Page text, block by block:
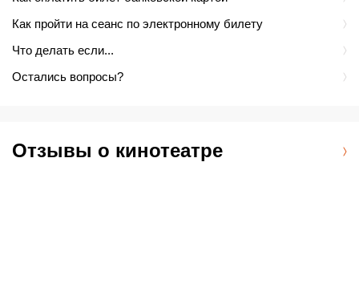
Как пройти на сеанс по электронному билету
Что делать если...
Остались вопросы?
Отзывы о кинотеатре